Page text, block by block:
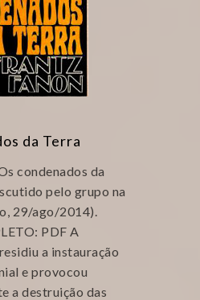
da Terra
condenados da
pelo grupo na
29/ago/2014).
PDF A
a instauração
e provocou
a destruição das